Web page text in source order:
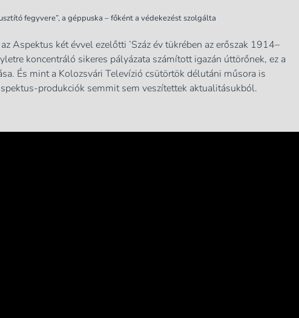
fegyvere”, a géppuska – főként a védekezést szolgálta
Aspektus két évvel ezelőtti ’Száz év tükrében az erőszak 1914–
koncentráló sikeres pályázata számított igazán úttörőnek, ez a
És mint a Kolozsvári Televízió csütörtök délutáni műsora is
produkciók semmit sem veszítettek aktualitásukból.